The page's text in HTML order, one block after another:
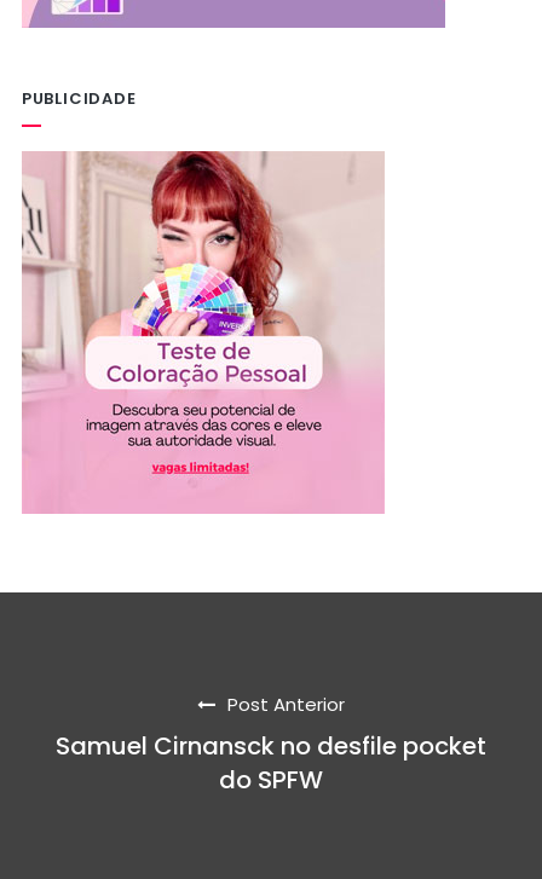
PUBLICIDADE
Post Anterior
Samuel Cirnansck no desfile pocket
do SPFW